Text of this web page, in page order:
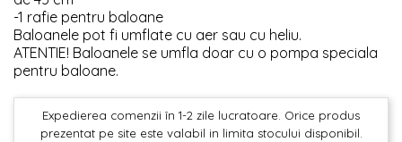
-1 rafie pentru baloane
Baloanele pot fi umflate cu aer sau cu heliu.
ATENTIE! Baloanele se umfla doar cu o pompa speciala
pentru baloane.
Expedierea comenzii în 1-2 zile lucratoare. Orice produs
prezentat pe site este valabil in limita stocului disponibil.